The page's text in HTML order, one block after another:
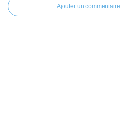
Ajouter un commentaire